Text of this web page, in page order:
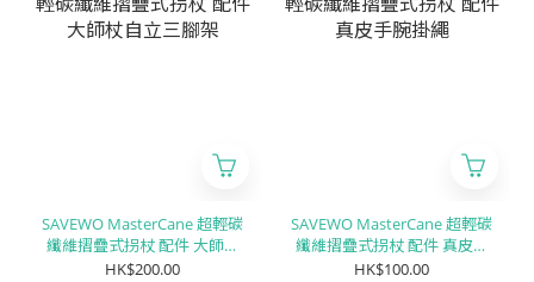
SAVEWO MasterCane 超輕碳
纖維摺疊式拐杖 配件 大師杖
自立三腳架
HK$200.00
SAVEWO MasterCane 超輕碳
纖維摺疊式拐杖 配件 真皮手
腕掛繩
HK$100.00